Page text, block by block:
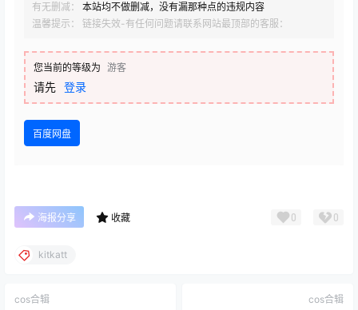
有无删减：
本站均不做删减，没有漏那种点的违规内容
温馨提示： 链接失效-有任何问题请联系网站最顶部的客服：
您当前的等级为 游客
请先 登录
百度网盘
海报分享 收藏 0 0
kitkatt
cos合辑 cos合辑